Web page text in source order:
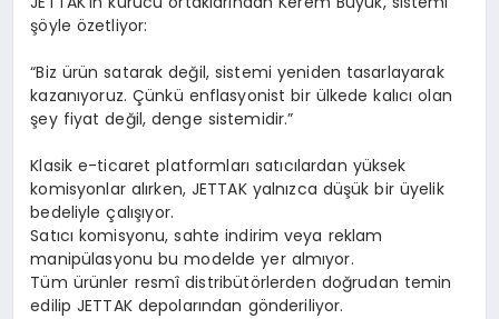
şöyle özetliyor:
“Biz ürün satarak değil, sistemi yeniden tasarlayarak
kazanıyoruz. Çünkü enflasyonist bir ülkede kalıcı olan
şey fiyat değil, denge sistemidir.”
Klasik e-ticaret platformları satıcılardan yüksek
komisyonlar alırken, JETTAK yalnızca düşük bir üyelik
bedeliyle çalışıyor.
Satıcı komisyonu, sahte indirim veya reklam
manipülasyonu bu modelde yer almıyor.
Tüm ürünler resmî distribütörlerden doğrudan temin
edilip JETTAK depolarından gönderiliyor.